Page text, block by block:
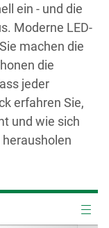
ein - und die
Moderne LED-
machen die
die
jeder
erfahren Sie,
und wie sich